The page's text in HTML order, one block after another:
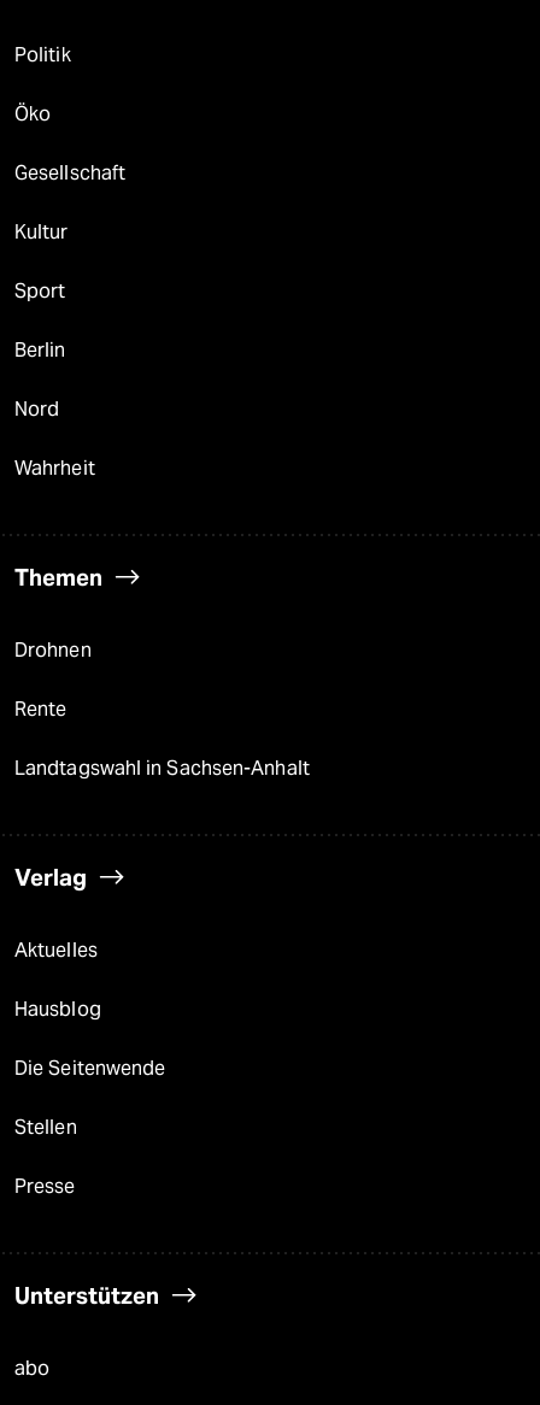
Politik
Öko
Gesellschaft
Kultur
Sport
Berlin
Nord
Wahrheit
Themen
Drohnen
Rente
Landtagswahl in Sachsen-Anhalt
Verlag
Aktuelles
Hausblog
Die Seitenwende
Stellen
Presse
Unterstützen
abo